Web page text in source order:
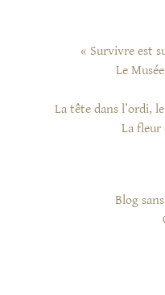
« Survivre est
Le
La tête dans l’ordi,
La fleur
Blog